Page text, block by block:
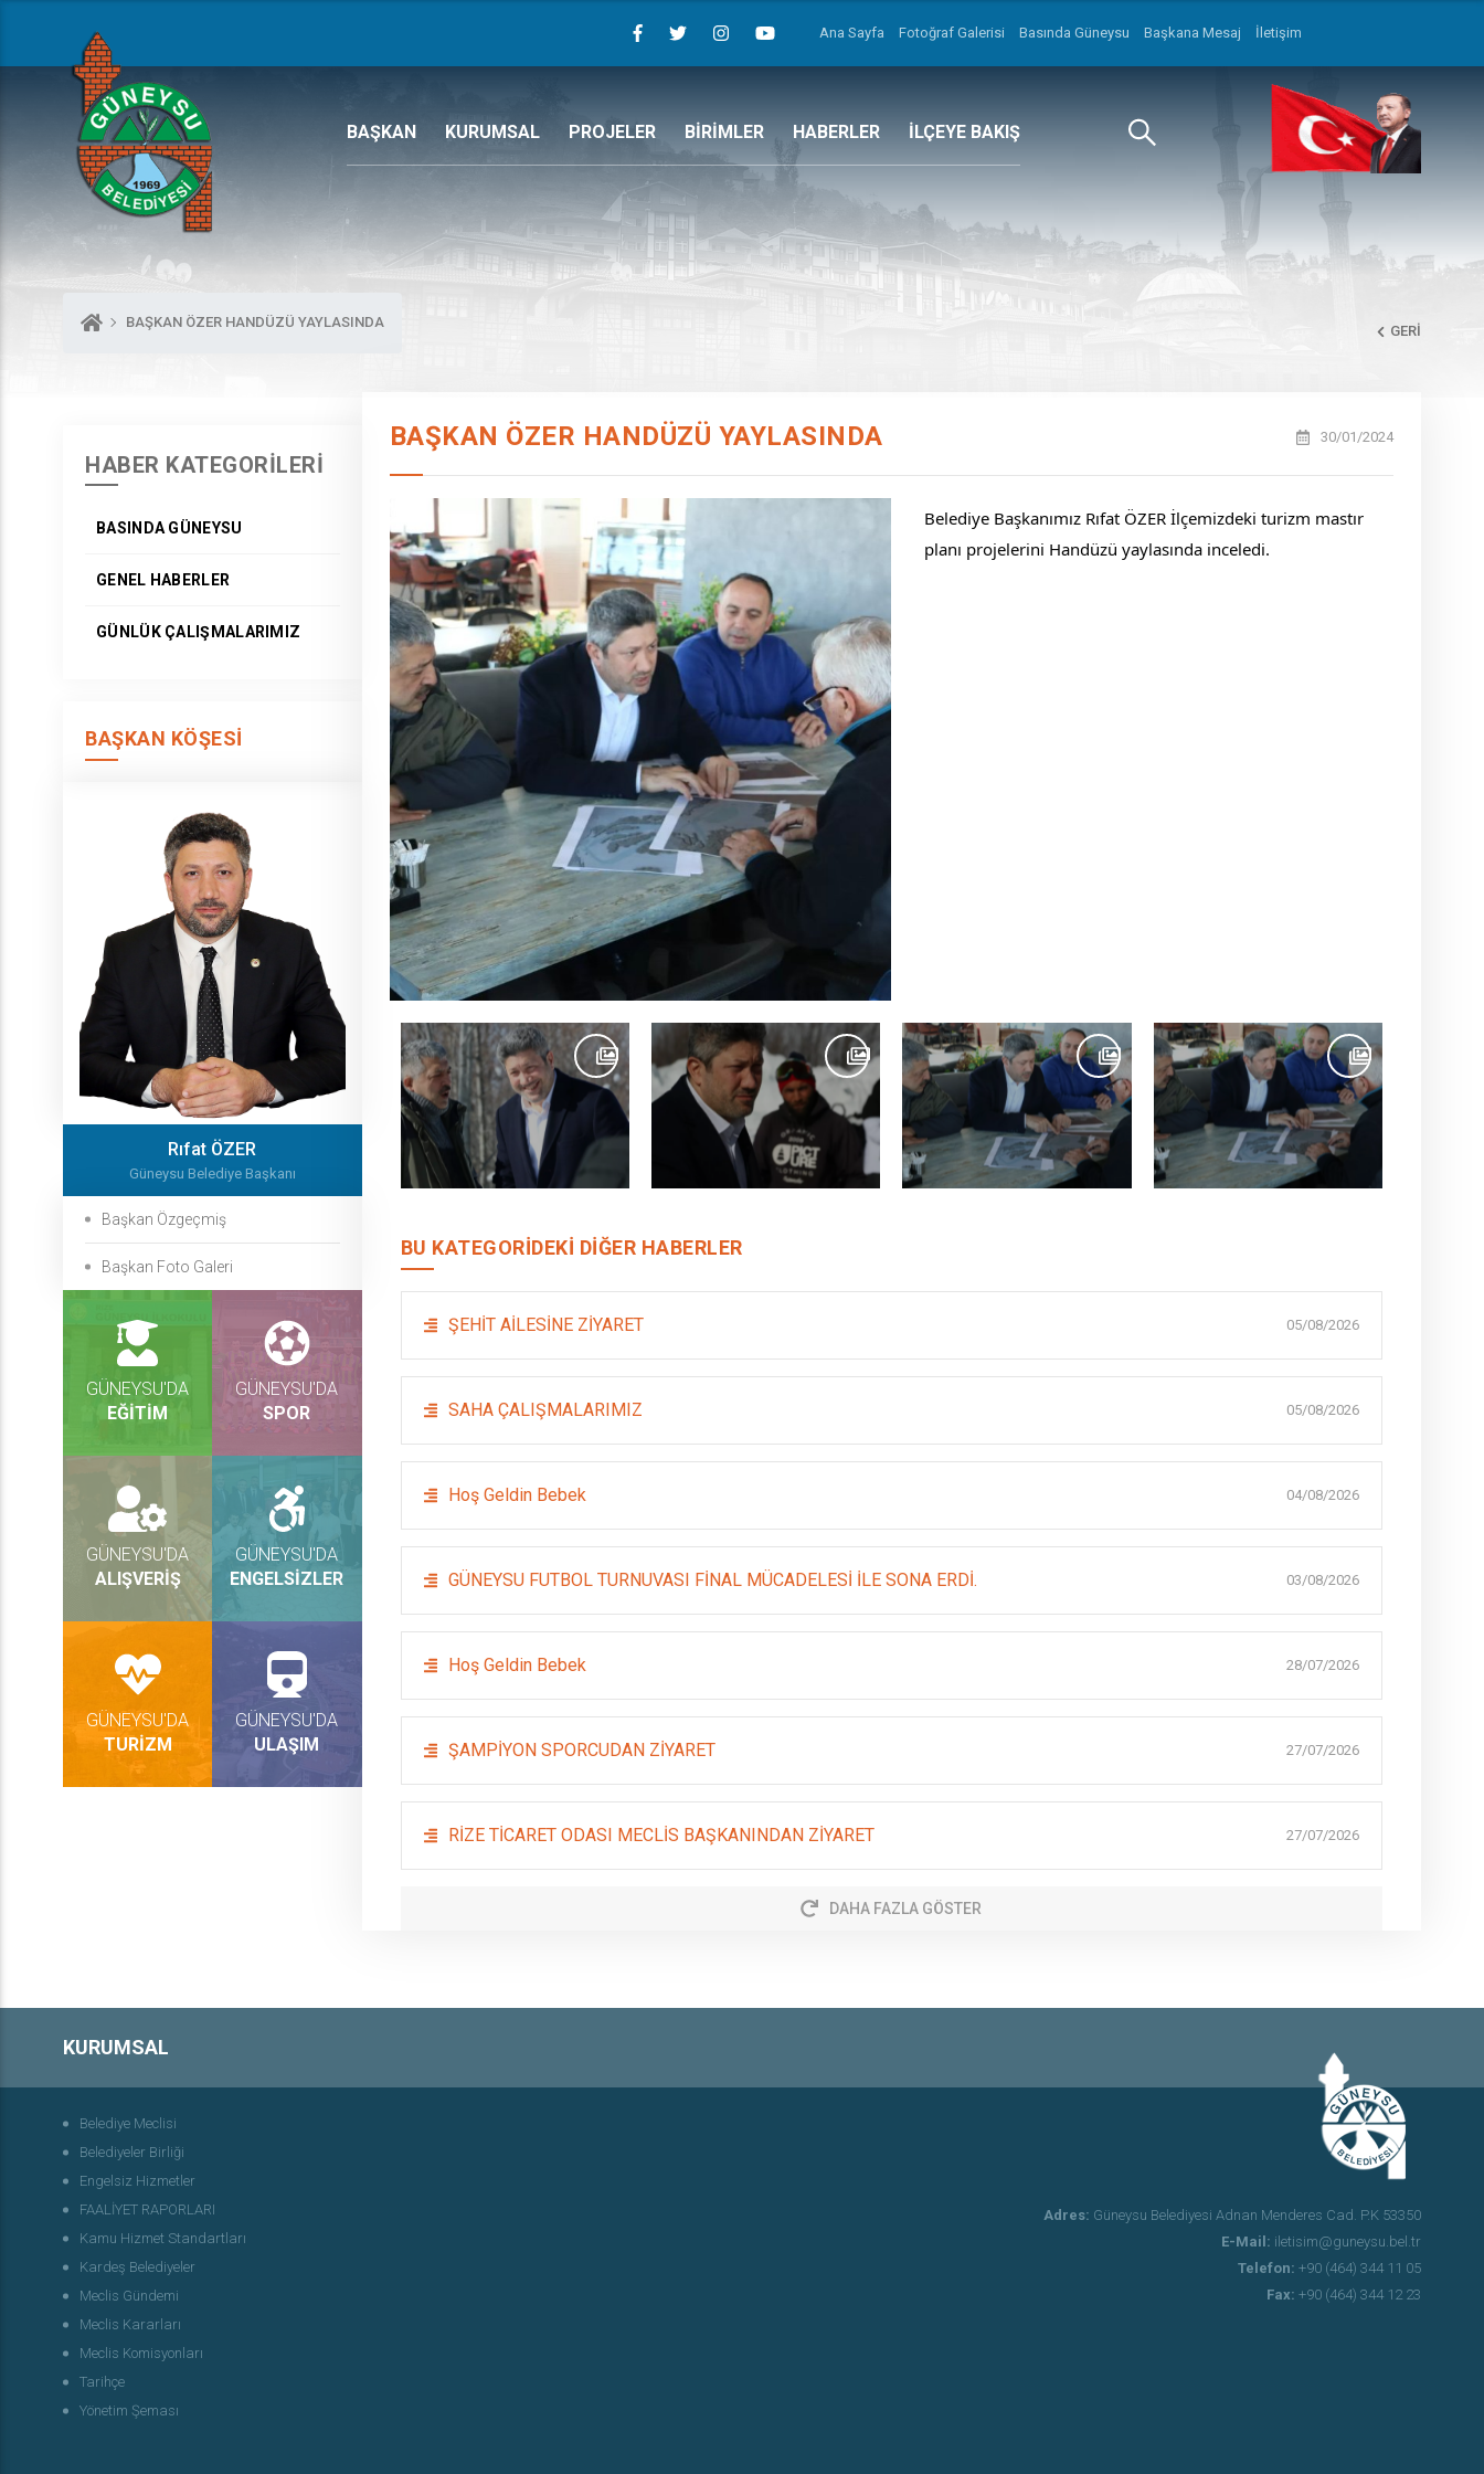
Ana Sayfa Fotoğraf Galerisi Basında Güneysu Başkana Mesaj İletişim
BAŞKAN KURUMSAL PROJELER BİRİMLER HABERLER İLÇEYE BAKIŞ
BAŞKAN ÖZER HANDÜZÜ YAYLASINDA
GERI
HABER KATEGORİLERİ
BASINDA GÜNEYSU
GENEL HABERLER
GÜNLÜK ÇALIŞMALARIMIZ
BAŞKAN KÖŞESI
Rıfat ÖZER
Güneysu Belediye Başkanı
Başkan Özgeçmiş
Başkan Foto Galeri
GÜNEYSU'DA
EĞİTİM
GÜNEYSU'DA
SPOR
GÜNEYSU'DA
ALIŞVERİŞ
GÜNEYSU'DA
ENGELSİZLER
GÜNEYSU'DA
TURİZM
GÜNEYSU'DA
ULAŞIM
BAŞKAN ÖZER HANDÜZÜ YAYLASINDA 30/01/2024
Belediye Başkanımız Rıfat ÖZER İlçemizdeki turizm mastır
planı projelerini Handüzü yaylasında inceledi.
BU KATEGORIDEKI DIĞER HABERLER
ŞEHİT AİLESİNE ZİYARET 05/08/2026
SAHA ÇALIŞMALARIMIZ 05/08/2026
Hoş Geldin Bebek 04/08/2026
GÜNEYSU FUTBOL TURNUVASI FİNAL MÜCADELESİ İLE SONA ERDİ. 03/08/2026
Hoş Geldin Bebek 28/07/2026
ŞAMPİYON SPORCUDAN ZİYARET 27/07/2026
RİZE TİCARET ODASI MECLİS BAŞKANINDAN ZİYARET 27/07/2026
DAHA FAZLA GÖSTER
KURUMSAL
Belediye Meclisi
Belediyeler Birliği
Engelsiz Hizmetler
FAALİYET RAPORLARI
Kamu Hizmet Standartları
Kardeş Belediyeler
Meclis Gündemi
Meclis Kararları
Meclis Komisyonları
Tarihçe
Yönetim Şeması
Adres: Güneysu Belediyesi Adnan Menderes Cad. P.K 53350
E-Mail: iletisim@guneysu.bel.tr
Telefon: +90 (464) 344 11 05
Fax: +90 (464) 344 12 23